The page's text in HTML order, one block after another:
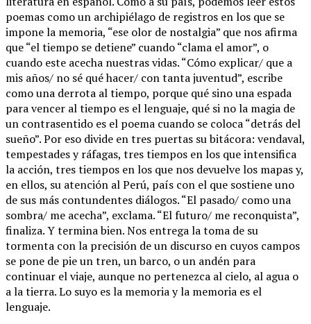
poemas como un archipiélago de registros en los que se
impone la memoria, “ese olor de nostalgia” que nos afirma
que “el tiempo se detiene” cuando “clama el amor”, o
cuando este acecha nuestras vidas. “Cómo explicar/ que a
mis años/ no sé qué hacer/ con tanta juventud”, escribe
como una derrota al tiempo, porque qué sino una espada
para vencer al tiempo es el lenguaje, qué si no la magia de
un contrasentido es el poema cuando se coloca “detrás del
sueño”. Por eso divide en tres puertas su bitácora: vendaval,
tempestades y ráfagas, tres tiempos en los que intensifica
la acción, tres tiempos en los que nos devuelve los mapas y,
en ellos, su atención al Perú, país con el que sostiene uno
de sus más contundentes diálogos. “El pasado/ como una
sombra/ me acecha”, exclama. “El futuro/ me reconquista”,
finaliza. Y termina bien. Nos entrega la toma de su
tormenta con la precisión de un discurso en cuyos campos
se pone de pie un tren, un barco, o un andén para
continuar el viaje, aunque no pertenezca al cielo, al agua o
a la tierra. Lo suyo es la memoria y la memoria es el
lenguaje.